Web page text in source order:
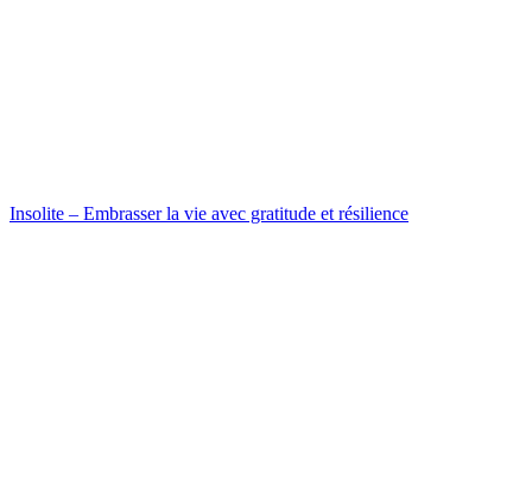
Insolite – Embrasser la vie avec gratitude et résilience